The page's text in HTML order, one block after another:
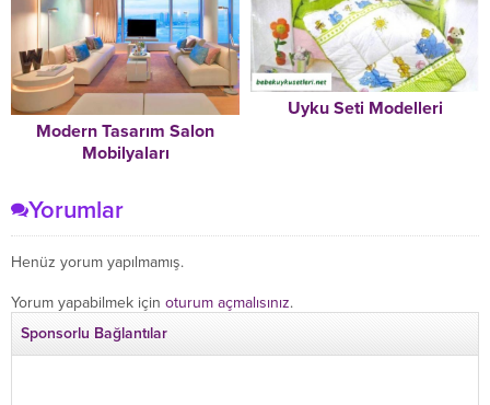
Modern Tasarım Salon
Mobilyaları
Uyku Seti Modelleri
Yorumlar
Henüz yorum yapılmamış.
Yorum yapabilmek için oturum açmalısınız.
Sponsorlu Bağlantılar